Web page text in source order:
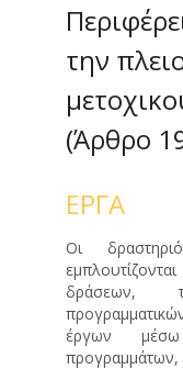
την
(Άρθρο
ΕΡΓΑ
Οι
δράσεων,
έργων
προγραμμάτων,